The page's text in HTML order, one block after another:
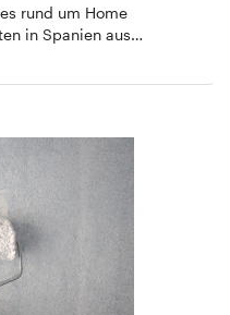
rund um Home
in Spanien aus…